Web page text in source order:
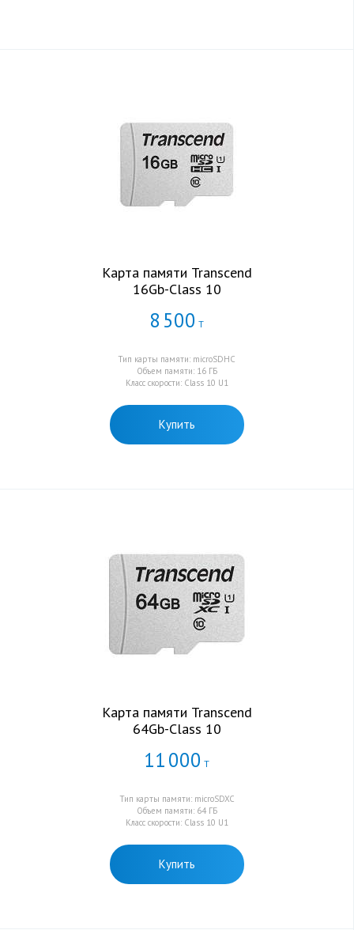
Карта памяти Transcend
16Gb-Class 10
8 500 Т
Тип карты памяти: microSDHC
Объем памяти: 16 ГБ
Класс скорости: Class 10 U1
Купить
Карта памяти Transcend
64Gb-Class 10
11000 Т
Тип карты памяти: microSDXC
Объем памяти: 64 ГБ
Класс скорости: Class 10 U1
Купить